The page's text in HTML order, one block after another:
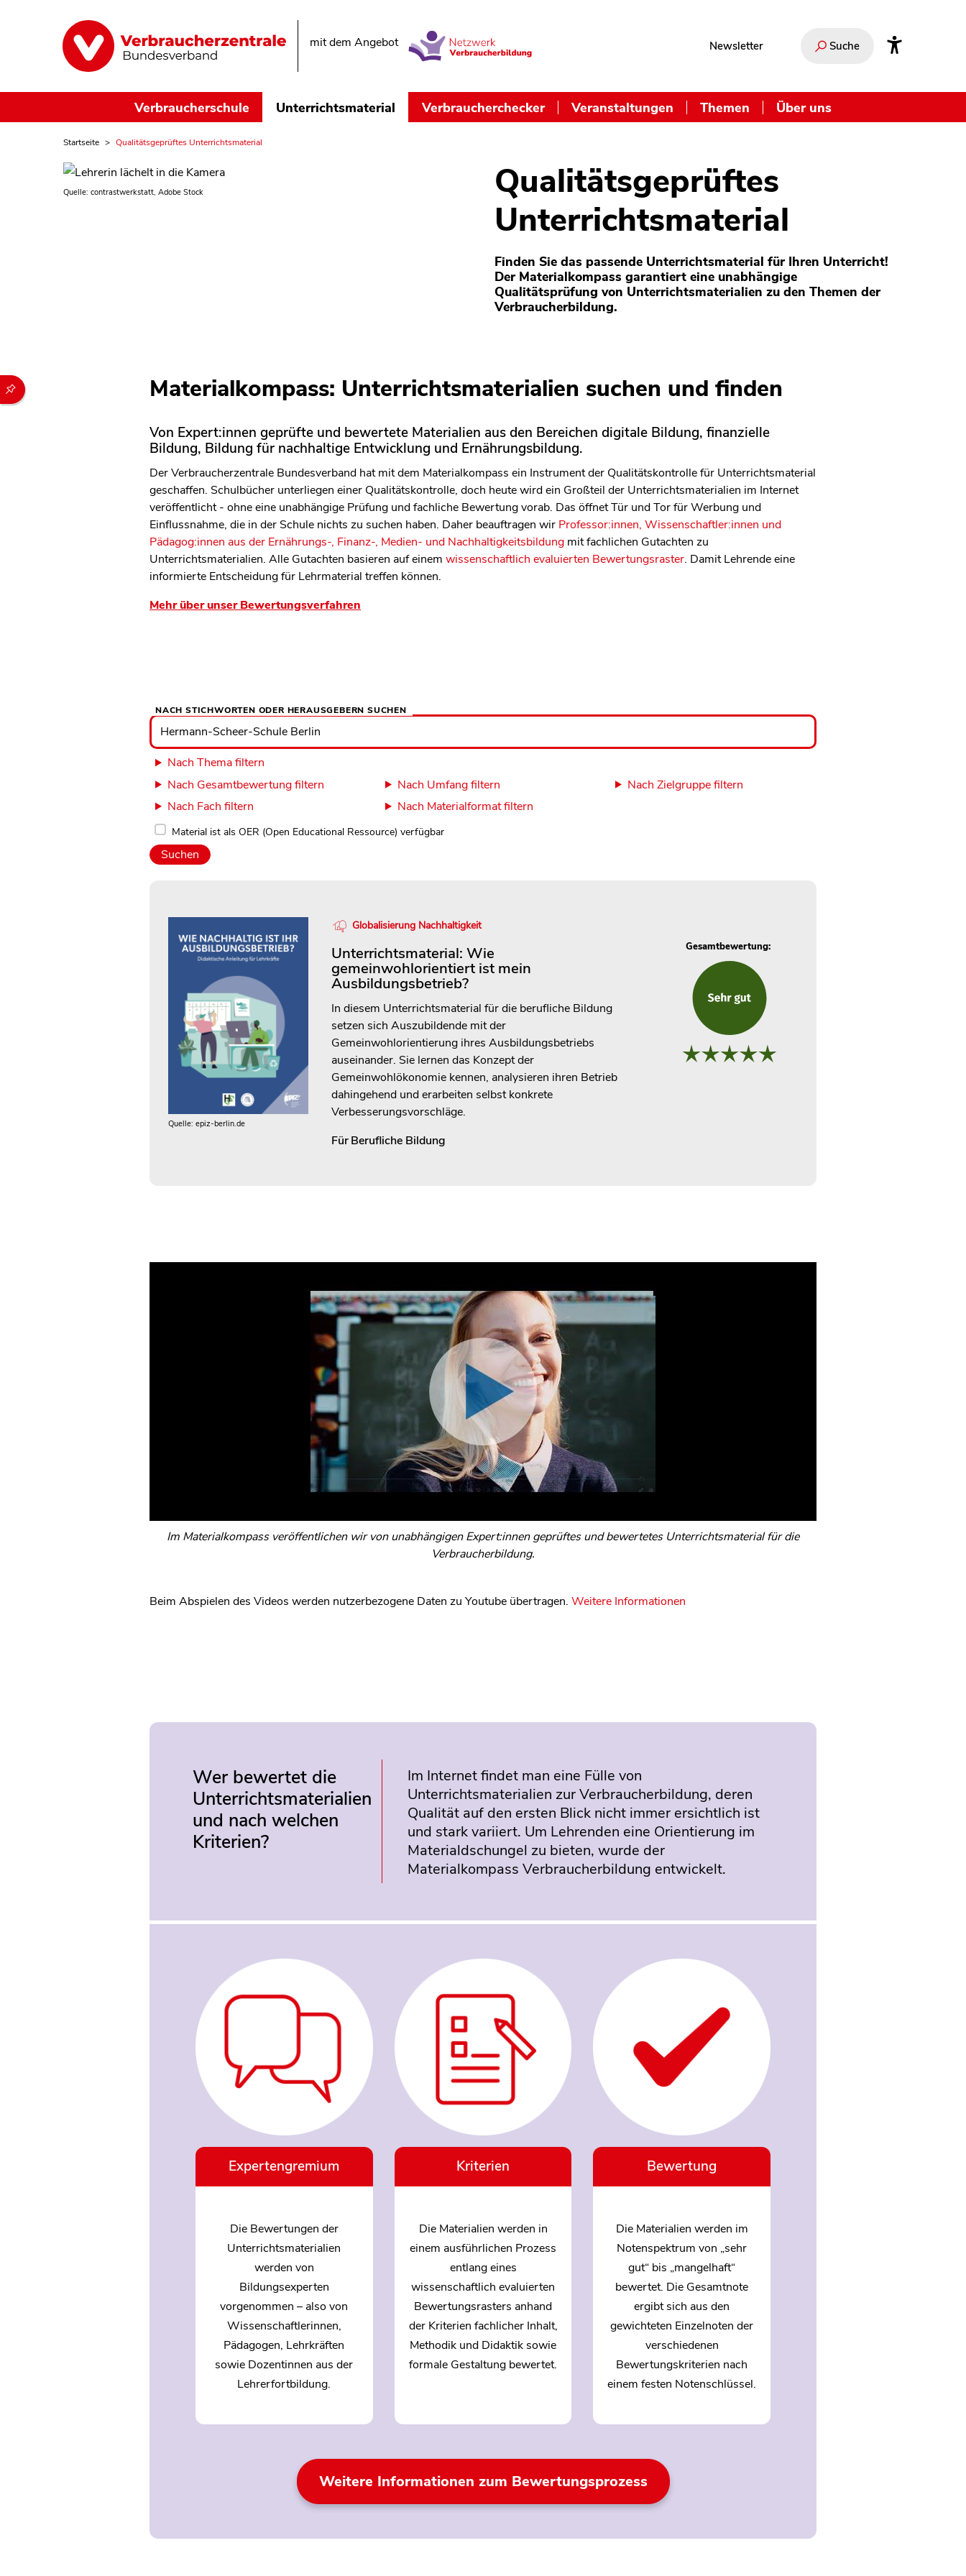
mit dem Angebot Newsletter Suche
Verbraucherschule Unterrichtsmaterial Verbraucherchecker Veranstaltungen Themen Über uns
Durch die folgenden Buttons können Sie direkt auf einen speziellen Bereich des Inhaltes springen
Startseite Qualitätsgeprüftes Unterrichtsmaterial
Quelle: contrastwerkstatt, Adobe Stock
Qualitätsgeprüftes
Unterrichtsmaterial
Finden Sie das passende Unterrichtsmaterial für Ihren Unterricht!
Der Materialkompass garantiert eine unabhängige
Qualitätsprüfung von Unterrichtsmaterialien zu den Themen der
Verbraucherbildung.
Materialkompass: Unterrichtsmaterialien suchen und finden
Von Expert:innen geprüfte und bewertete Materialien aus den Bereichen digitale Bildung, finanzielle
Bildung, Bildung für nachhaltige Entwicklung und Ernährungsbildung.
Der Verbraucherzentrale Bundesverband hat mit dem Materialkompass ein Instrument der Qualitätskontrolle für Unterrichtsmaterial
geschaffen. Schulbücher unterliegen einer Qualitätskontrolle, doch heute wird ein Großteil der Unterrichtsmaterialien im Internet
veröffentlicht - ohne eine unabhängige Prüfung und fachliche Bewertung vorab. Das öffnet Tür und Tor für Werbung und
Einflussnahme, die in der Schule nichts zu suchen haben. Daher beauftragen wir Professor:innen, Wissenschaftler:innen und
Pädagog:innen aus der Ernährungs-, Finanz-, Medien- und Nachhaltigkeitsbildung mit fachlichen Gutachten zu
Unterrichtsmaterialien. Alle Gutachten basieren auf einem wissenschaftlich evaluierten Bewertungsraster. Damit Lehrende eine
informierte Entscheidung für Lehrmaterial treffen können.
Mehr über unser Bewertungsverfahren
Nach
Stichworten
oder
Herausgebern
suchen
NACH STICHWORTEN ODER HERAUSGEBERN SUCHEN
Nach Thema filtern
Nach Gesamtbewertung filtern
Nach Umfang filtern
Nach Zielgruppe filtern
Nach Fach filtern
Nach Materialformat filtern
Material ist als OER (Open Educational Ressource) verfügbar
Quelle: epiz-berlin.de
Globalisierung Nachhaltigkeit
Unterrichtsmaterial: Wie
gemeinwohlorientiert ist mein
Ausbildungsbetrieb?
In diesem Unterrichtsmaterial für die berufliche Bildung
setzen sich Auszubildende mit der
Gemeinwohlorientierung ihres Ausbildungsbetriebs
auseinander. Sie lernen das Konzept der
Gemeinwohlökonomie kennen, analysieren ihren Betrieb
dahingehend und erarbeiten selbst konkrete
Verbesserungsvorschläge.
FürBerufliche Bildung
Gesamtbewertung:
Im Materialkompass veröffentlichen wir von unabhängigen Expert:innen geprüftes und bewertetes Unterrichtsmaterial für die
Verbraucherbildung.
Beim Abspielen des Videos werden nutzerbezogene Daten zu Youtube übertragen. Weitere Informationen
Wer bewertet die
Unterrichtsmaterialien
und nach welchen
Kriterien?
Im Internet findet man eine Fülle von
Unterrichtsmaterialien zur Verbraucherbildung, deren
Qualität auf den ersten Blick nicht immer ersichtlich ist
und stark variiert. Um Lehrenden eine Orientierung im
Materialdschungel zu bieten, wurde der
Materialkompass Verbraucherbildung entwickelt.
Expertengremium
Die Bewertungen der
Unterrichtsmaterialien
werden von
Bildungsexperten
vorgenommen – also von
Wissenschaftlerinnen,
Pädagogen, Lehrkräften
sowie Dozentinnen aus der
Lehrerfortbildung.
Kriterien
Die Materialien werden in
einem ausführlichen Prozess
entlang eines
wissenschaftlich evaluierten
Bewertungsrasters anhand
der Kriterien fachlicher Inhalt,
Methodik und Didaktik sowie
formale Gestaltung bewertet.
Bewertung
Die Materialien werden im
Notenspektrum von „sehr
gut“ bis „mangelhaft“
bewertet. Die Gesamtnote
ergibt sich aus den
gewichteten Einzelnoten der
verschiedenen
Bewertungskriterien nach
einem festen Notenschlüssel.
Weitere Informationen zum Bewertungsprozess